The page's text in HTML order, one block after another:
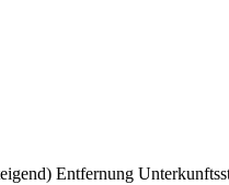
Entfernung